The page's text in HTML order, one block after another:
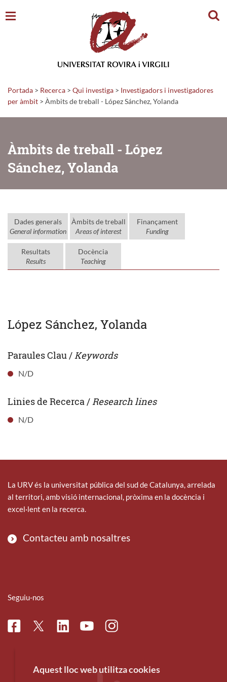
Portada > Recerca > Qui investiga > Investigadors i investigadores
per àmbit > Àmbits de treball - López Sánchez, Yolanda
Àmbits de treball - López
Sánchez, Yolanda
Dades generals
General information
Àmbits de treball
Areas of interest
Finançament
Funding
Resultats
Results
Docència
Teaching
López Sánchez, Yolanda
Paraules Clau / Keywords
N/D
Linies de Recerca / Research lines
N/D
La URV és la universitat pública del sud de Catalunya, arrelada
al territori, amb visió internacional, pròxima en la docència i
excel·lent en la recerca.
Contacteu amb nosaltres
Seguiu-nos
FacebookTwitterLinkedinYoutubeInstagram
Aquest lloc web utilitza cookies